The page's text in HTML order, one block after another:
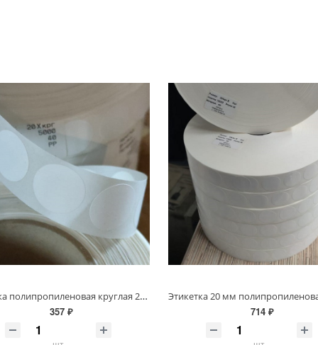
Этикетка полипропиленовая круглая 20 мм/5000 шт PP Честный знак, втулка 40/76 мм, Белая Глянец 60 мкм (20х20 Полипропилен d20 круг)
357 ₽
714 ₽